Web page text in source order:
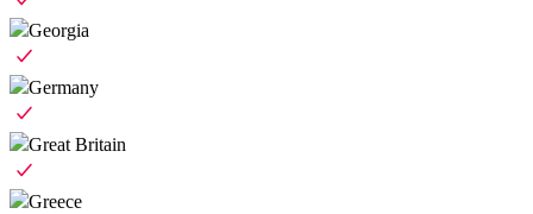
Georgia
Germany
Great Britain
Greece